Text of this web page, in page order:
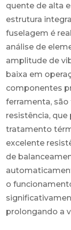
quente de alta
estrutura
fuselagem é
análise de
amplitude de
baixa em
componentes
ferramenta,
resistência,
tratamento
excelente
de
o
prolongando a